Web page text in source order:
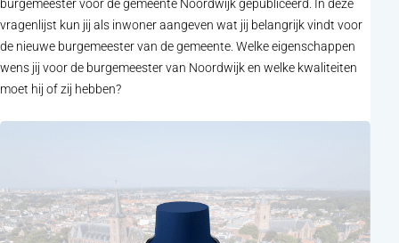
burgemeester voor de gemeente Noordwijk gepubliceerd. In deze
vragenlijst kun jij als inwoner aangeven wat jij belangrijk vindt voor
de nieuwe burgemeester van de gemeente. Welke eigenschappen
wens jij voor de burgemeester van Noordwijk en welke kwaliteiten
moet hij of zij hebben?